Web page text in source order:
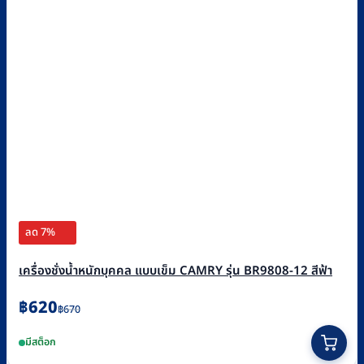
ลด 7%
เครื่องชั่งน้ำหนักบุคคล แบบเข็ม CAMRY รุ่น BR9808-12 สีฟ้า
฿670
Original
was:
฿620
Current
is:มีสต็อก